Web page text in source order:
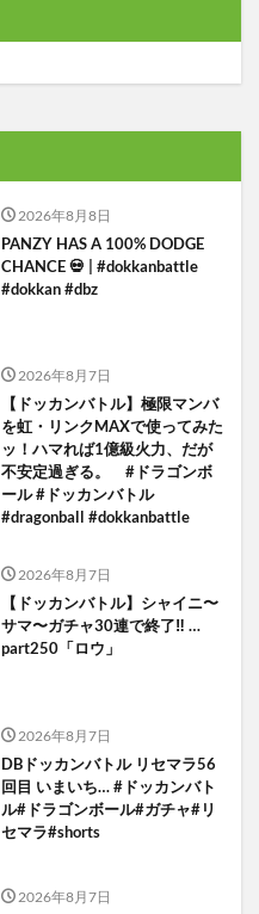
2026年8月8日
PANZY HAS A 100% DODGE
CHANCE 💀 | #dokkanbattle
#dokkan #dbz
2026年8月7日
【ドッカンバトル】極限マンバ
を虹・リンクMAXで使ってみた
ッ！ハマれば1億級火力、だが
不安定過ぎる。 #ドラゴンボ
ール #ドッカンバトル
#dragonball #dokkanbattle
2026年8月7日
【ドッカンバトル】シャイニ〜
サマ〜ガチャ30連で終了‼︎ …
part250「ロウ」
2026年8月7日
DBドッカンバトル リセマラ56
回目 いまいち… #ドッカンバト
ル#ドラゴンボール#ガチャ#リ
セマラ#shorts
2026年8月7日